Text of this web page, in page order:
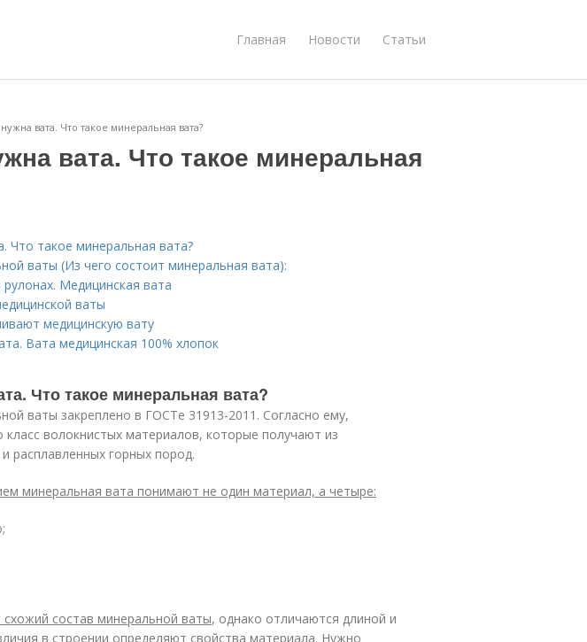
Главная Новости Статьи
вата. Что такое минеральная вата?
вата. Что такое минеральная
Что такое минеральная вата?
ваты (Из чего состоит минеральная вата):
Медицинская вата
ваты
медицинскую вату
Вата медицинская 100% хлопок
Что такое минеральная вата?
ваты закреплено в ГОСТе 31913-2011. Согласно ему,
класс волокнистых материалов, которые получают из
расплавленных горных пород.
минеральная вата понимают не один материал, а четыре:
состав минеральной ваты, однако отличаются длиной и
в строении определяют свойства материала. Нужно